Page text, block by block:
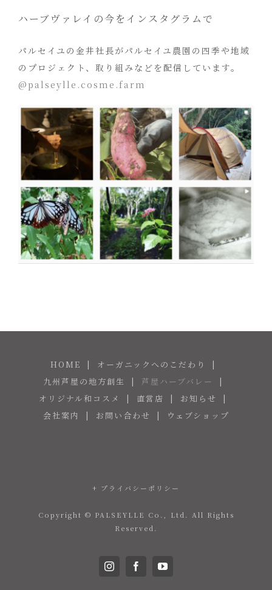
ハーブヴァレイの今をインスタグラムで
パルセイユの金井社長がパルセイユ農園の四季や地域
のプロジェクト、取り組みなどを配信しています。
@palseylle.cosme.farm
HOME
オーガニックへのこだわり
九州芦屋の地方創生
芦屋ハーブバレー
オリジナル和コスメ
直営店
お知らせ
会社案内
お問い合わせ ウェブショップ
+ プライバシーポリシー
Copyright © PALSEYLLE Co., Ltd. All Rights
Reserved.